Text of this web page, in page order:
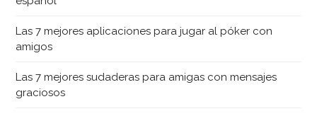
Las 7 mejores aplicaciones para jugar al póker con
amigos
Las 7 mejores sudaderas para amigas con mensajes
graciosos